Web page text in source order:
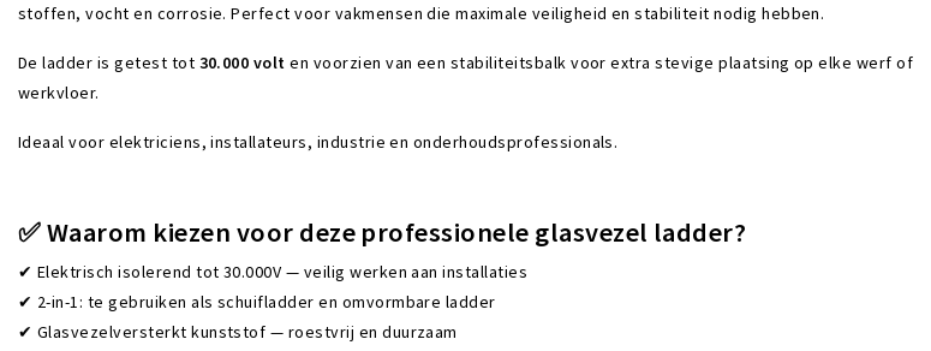
stoffen, vocht en corrosie. Perfect voor vakmensen die maximale veiligheid en stabiliteit nodig hebben.
De ladder is getest tot 30.000 volt en voorzien van een stabiliteitsbalk voor extra stevige plaatsing op elke werf of
werkvloer.
Ideaal voor elektriciens, installateurs, industrie en onderhoudsprofessionals.
✅Waarom kiezen voor deze professionele glasvezel ladder?
✔ Elektrisch isolerend tot 30.000V — veilig werken aan installaties
✔ 2-in-1: te gebruiken als schuifladder en omvormbare ladder
✔ Glasvezelversterkt kunststof — roestvrij en duurzaam